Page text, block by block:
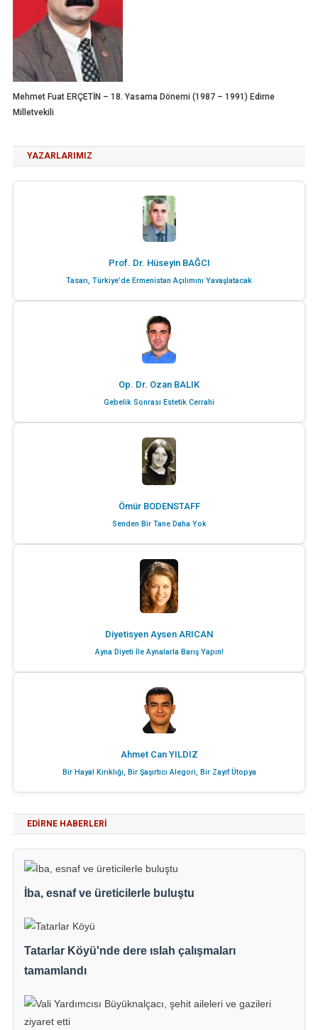
Mehmet Fuat ERÇETİN – 18. Yasama Dönemi (1987 – 1991) Edirne
Milletvekili
YAZARLARIMIZ
Prof. Dr. Hüseyin BAĞCI
Tasarı, Türkiye’de Ermenistan Açılımını Yavaşlatacak
Op. Dr. Ozan BALIK
Gebelik Sonrası Estetik Cerrahi
Ömür BODENSTAFF
Senden Bir Tane Daha Yok
Diyetisyen Aysen ARICAN
Ayna Diyeti İle Aynalarla Barış Yapın!
Ahmet Can YILDIZ
Bir Hayal Kırıklığı, Bir Şaşırtıcı Alegori, Bir Zayıf Ütopya
EDIRNE HABERLERI
İba, esnaf ve üreticilerle buluştu
Tatarlar Köyü'nde dere ıslah çalışmaları
tamamlandı